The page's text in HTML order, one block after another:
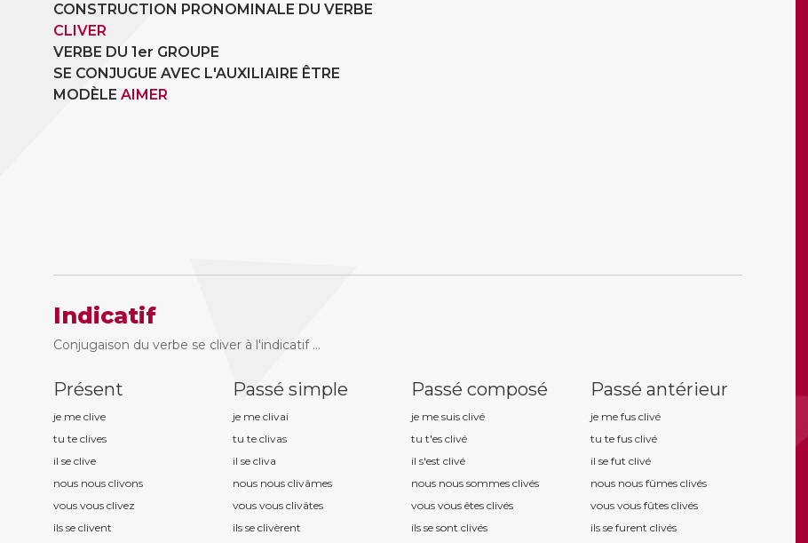
CONSTRUCTION PRONOMINALE DU VERBE
CLIVER
VERBE DU 1er GROUPE
SE CONJUGUE AVEC L'AUXILIAIRE ÊTRE
MODÈLE AIMER
Indicatif
Conjugaison du verbe se cliver à l'indicatif ...
Présent
je me clive
tu te clives
il se clive
nous nous clivons
vous vous clivez
ils se clivent
Passé simple
je me clivai
tu te clivas
il se cliva
nous nous clivâmes
vous vous clivâtes
ils se clivèrent
Passé composé
je me suis clivé
tu t'es clivé
il s'est clivé
nous nous sommes clivés
vous vous êtes clivés
ils se sont clivés
Passé antérieur
je me fus clivé
tu te fus clivé
il se fut clivé
nous nous fûmes clivés
vous vous fûtes clivés
ils se furent clivés